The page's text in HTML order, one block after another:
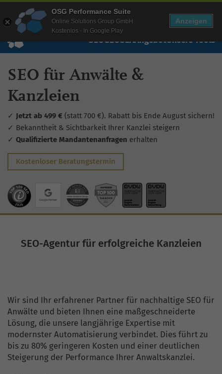
Wissen Free Checks Über uns Free Account
SEOGEOSEAAngebotUnsere Tools
SEO für Anwälte &
Kanzleien
✓ Jetzt ab 499 € (statt 700 €). Rabatt bis Ende August sichern!
✓ Bekanntheit & Sichtbarkeit Ihrer Kanzlei steigern
✓ Qualifizierte Mandantenanfragen erhalten
Kostenloser Beratungstermin
SEO-Agentur für erfolgreiche Kanzleien
Wir sind Ihr erfahrener Partner für nachhaltige SEO für
Anwälte und bieten Ihnen eine maßgeschneiderte
Lösung, die unsere langjährige Expertise mit
modernster Automatisierung verbindet. Dies führt zu
bis zu 80% geringeren Kosten und einer deutlichen
Steigerung der Performance Ihrer Anwaltskanzlei.
OSG Performance Suite
Online Solutions Group GmbH
Kostenlos - In Google Play
Anzeigen